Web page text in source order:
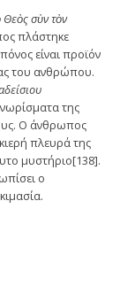
Θεὸς σὺν τὸν
πλάστηκε
είναι προϊόν
του ανθρώπου.
της
Ο άνθρωπος
πλευρά της
μυστήριο[138].
ο